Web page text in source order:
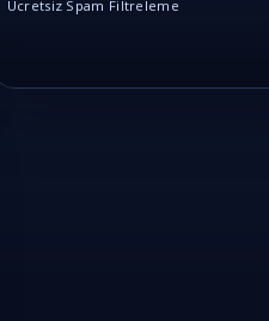
Ücretsiz Spam Filtreleme